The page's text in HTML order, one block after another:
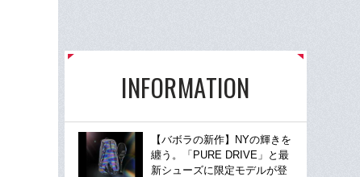
INFORMATION
【バボラの新作】NYの輝きを
纏う。「PURE DRIVE」と最
新シューズに限定モデルが登